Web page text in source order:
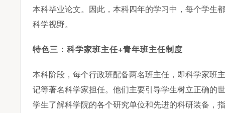
本科毕业论文。因此，本科四年的学习中，每个学生
科学视野。
特色三：科学家班主任+青年班主任制度
本科阶段，每个行政班配备两名班主任，即科学家班
记等著名科学家担任。他们主要引导学生树立正确的
学生了解科学院的各个研究单位和先进的科研装备，